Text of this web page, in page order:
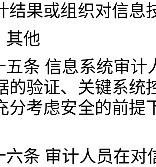
结果或组织对信息
其他
五条 信息系统审
的验证、关键系统
分考虑安全的前提
六条 审计人员在